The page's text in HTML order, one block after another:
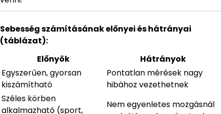
Sebesség számításának előnyei és hátrányai
(táblázat):
Előnyök
Hátrányok
Egyszerűen, gyorsan
kiszámítható
Pontatlan mérések nagy
hibához vezethetnek
Széles körben
alkalmazható (sport,
Nem egyenletes mozgásnál